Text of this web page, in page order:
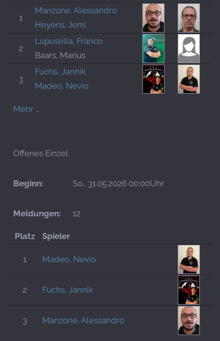
1
Manzone, Alessandro
Heyens, Jens
2
Lupusella, Franco
Baars, Marius
3
Fuchs, Jannik
Madeo, Nevio
Mehr …
Offenes Einzel
Beginn: So., 31.05.2026 00:00Uhr
Meldungen: 12
Platz Spieler
1 Madeo, Nevio
2 Fuchs, Jannik
3 Manzone, Alessandro